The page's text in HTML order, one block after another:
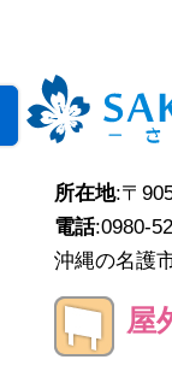
所在地:〒
電話:0980-
沖縄の名護
屋